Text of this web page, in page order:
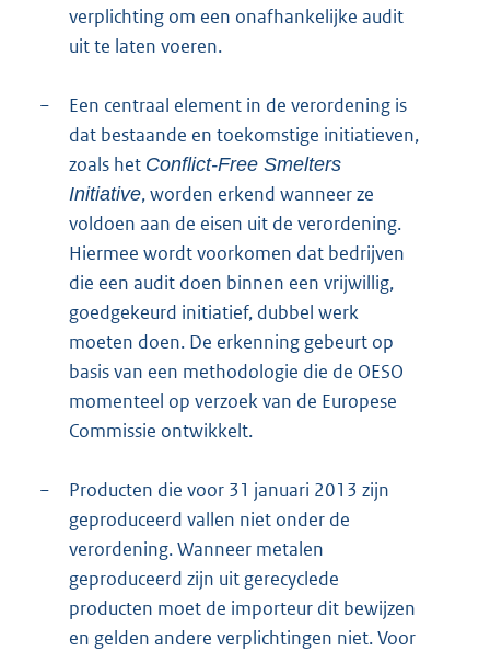
verplichting om een onafhankelijke audit
uit te laten voeren.
−
Een centraal element in de verordening is
dat bestaande en toekomstige initiatieven,
zoals het Conflict-Free Smelters
Initiative, worden erkend wanneer ze
voldoen aan de eisen uit de verordening.
Hiermee wordt voorkomen dat bedrijven
die een audit doen binnen een vrijwillig,
goedgekeurd initiatief, dubbel werk
moeten doen. De erkenning gebeurt op
basis van een methodologie die de OESO
momenteel op verzoek van de Europese
Commissie ontwikkelt.
−
Producten die voor 31 januari 2013 zijn
geproduceerd vallen niet onder de
verordening. Wanneer metalen
geproduceerd zijn uit gerecyclede
producten moet de importeur dit bewijzen
en gelden andere verplichtingen niet. Voor